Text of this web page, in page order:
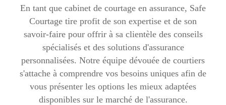
En tant que cabinet de courtage en assurance, Safe
Courtage tire profit de son expertise et de son
savoir-faire pour offrir à sa clientèle des conseils
spécialisés et des solutions d'assurance
personnalisées. Notre équipe dévouée de courtiers
s'attache à comprendre vos besoins uniques afin de
vous présenter les options les mieux adaptées
disponibles sur le marché de l'assurance.